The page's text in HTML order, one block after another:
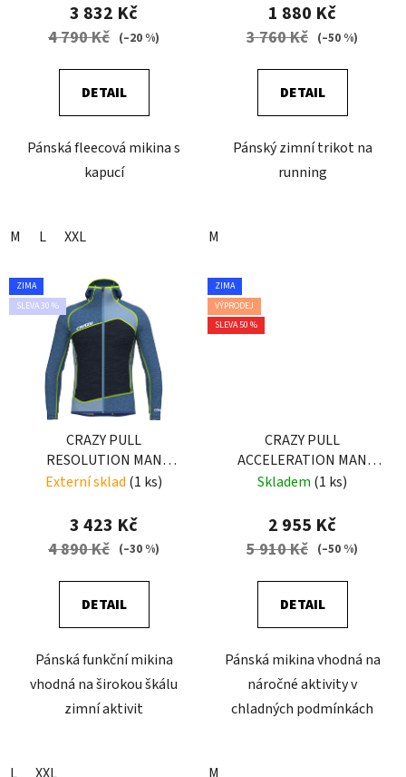
3 832 Kč
4 790 Kč (–20 %)
DETAIL
Pánská fleecová mikina s
kapucí
M L XXL
1 880 Kč
3 760 Kč (–50 %)
DETAIL
Pánský zimní trikot na
running
M
ZIMA
SLEVA 30 %
CRAZY PULL
RESOLUTION MAN
LIKEN-BLUE
Externí sklad (1 ks)
3 423 Kč
4 890 Kč (–30 %)
DETAIL
Pánská funkční mikina
vhodná na širokou škálu
zimní aktivit
ZIMA
VÝPRODEJ
SLEVA 50 %
CRAZY PULL
ACCELERATION MAN
EARLY
Skladem (1 ks)
2 955 Kč
5 910 Kč (–50 %)
DETAIL
Pánská mikina vhodná na
náročné aktivity v
chladných podmínkách